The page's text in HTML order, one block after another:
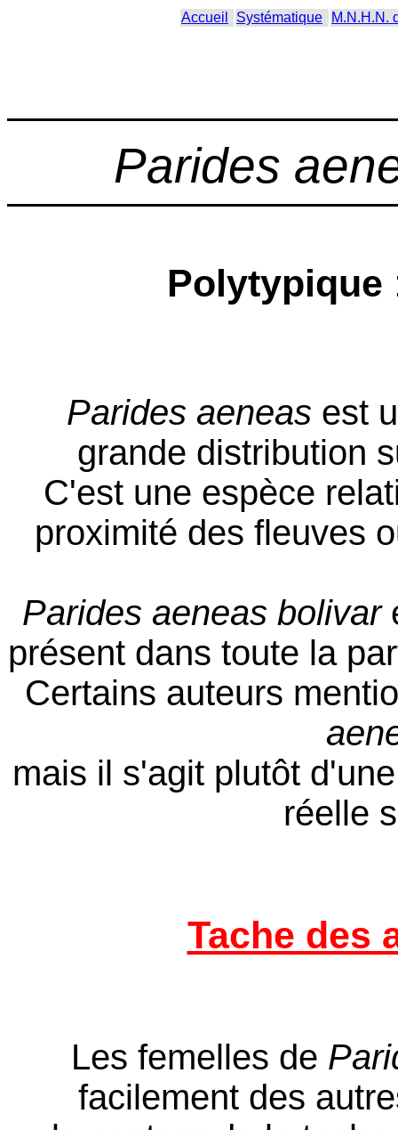
Accueil Systématique M.N.H.N.
Parides
Polytypique
Parides aeneas est
grande distribution
C'est une espèce
proximité des fleuves
Parides aeneas bolivar
présent dans toute la
Certains auteurs
mais il s'agit plutôt
réelle
Tache des
Les femelles de
facilement des